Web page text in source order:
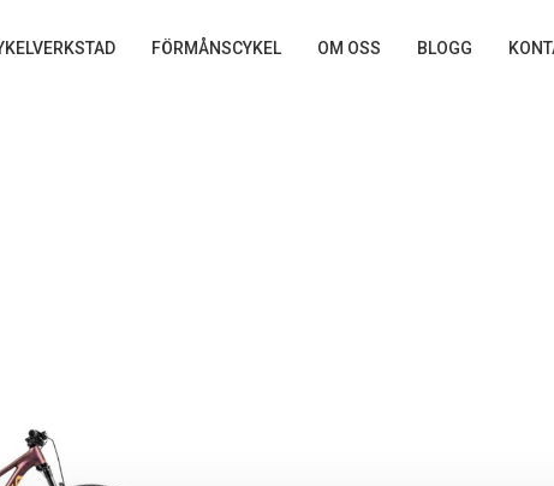
FÖRMÅNSCYKEL OM OSS BLOGG